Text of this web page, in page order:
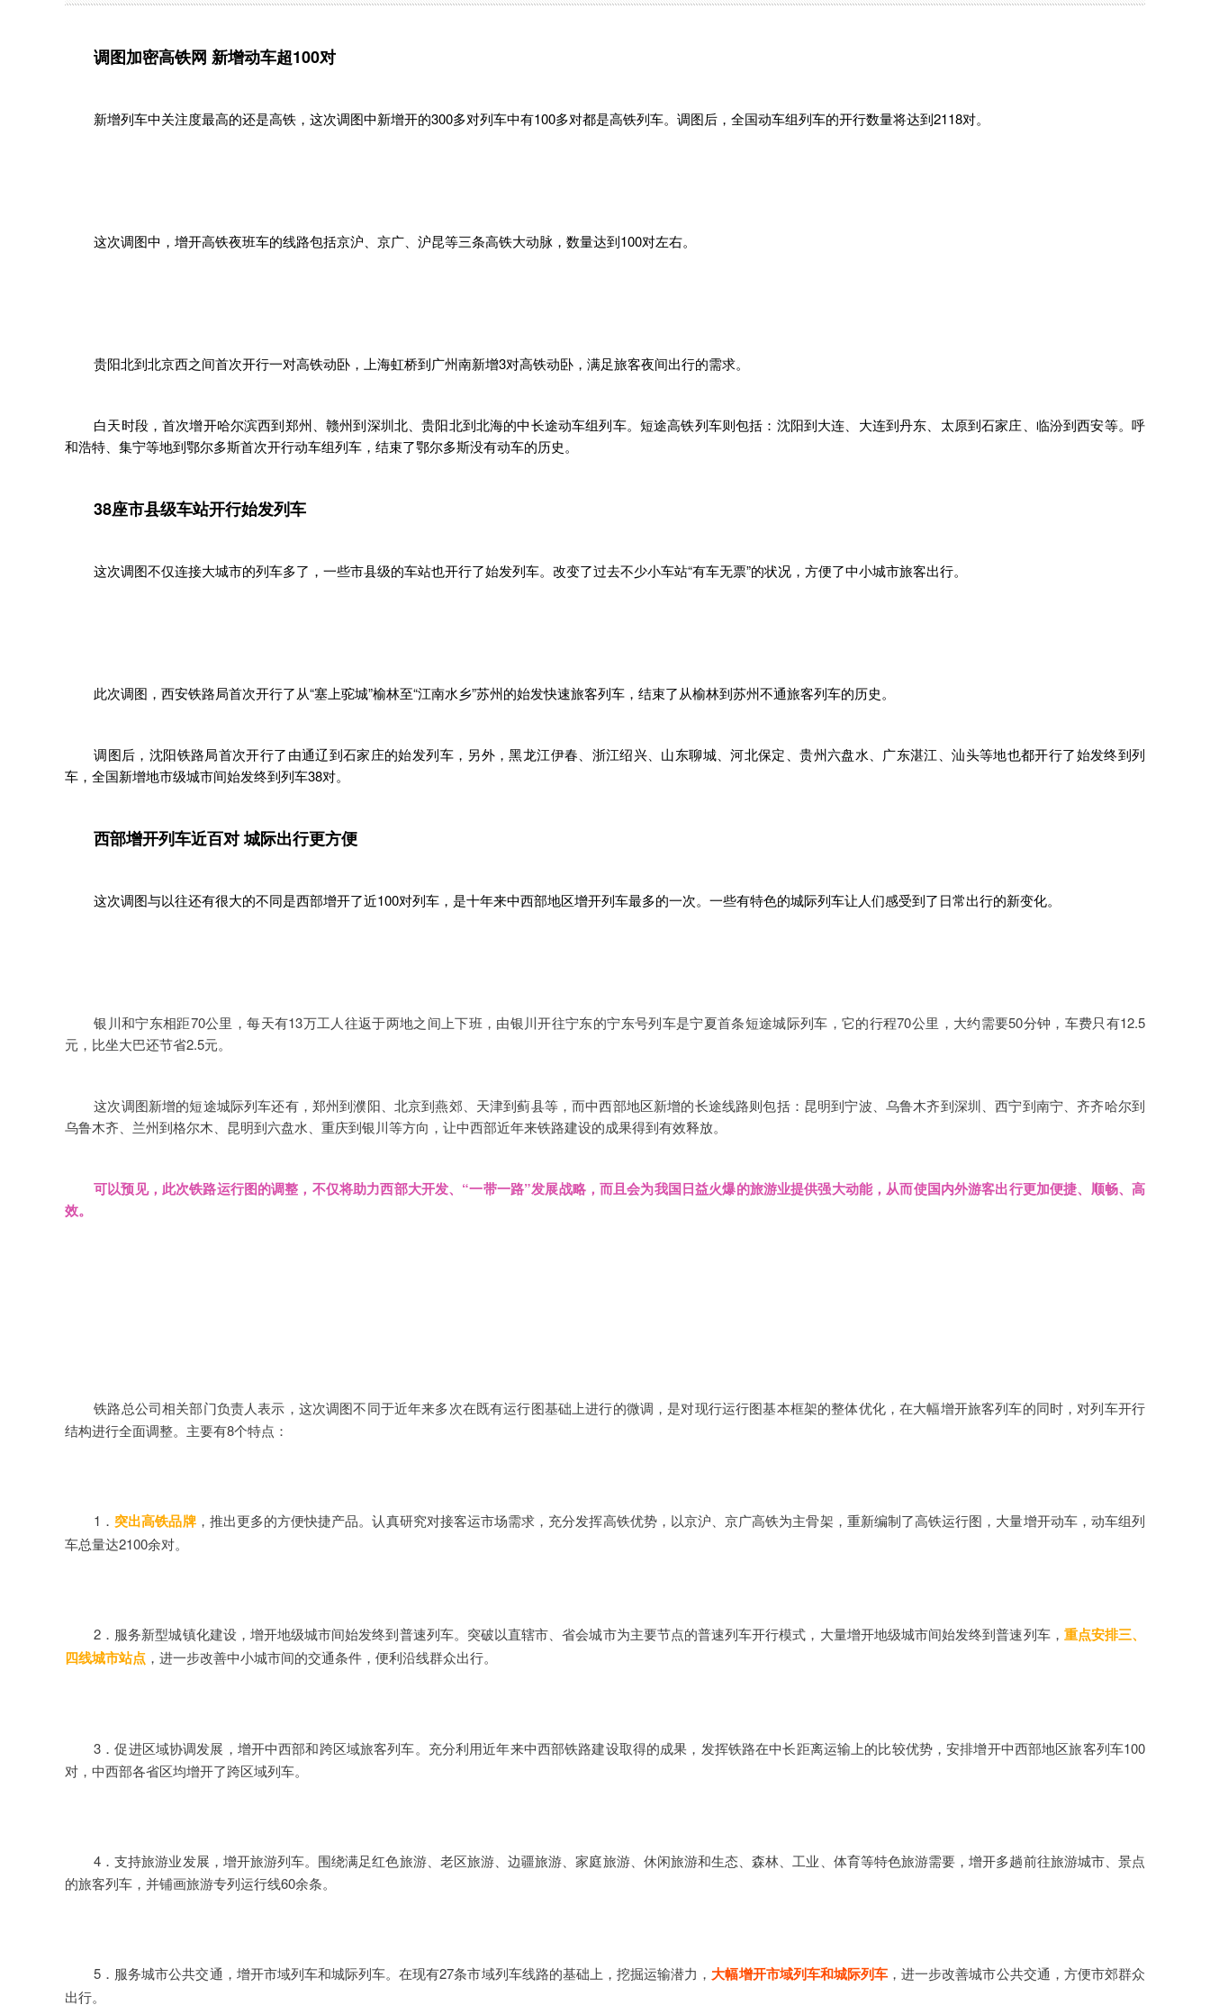
调图加密高铁网 新增动车超100对
新增列车中关注度最高的还是高铁，这次调图中新增开的300多对列车中有100多对都是高铁列车。调图后，全国动车组列车的开行数量将达到2118对。
这次调图中，增开高铁夜班车的线路包括京沪、京广、沪昆等三条高铁大动脉，数量达到100对左右。
贵阳北到北京西之间首次开行一对高铁动卧，上海虹桥到广州南新增3对高铁动卧，满足旅客夜间出行的需求。
白天时段，首次增开哈尔滨西到郑州、赣州到深圳北、贵阳北到北海的中长途动车组列车。短途高铁列车则包括：沈阳到大连、大连到丹东、太原到石家庄、临汾到西安等。呼
和浩特、集宁等地到鄂尔多斯首次开行动车组列车，结束了鄂尔多斯没有动车的历史。
38座市县级车站开行始发列车
这次调图不仅连接大城市的列车多了，一些市县级的车站也开行了始发列车。改变了过去不少小车站“有车无票”的状况，方便了中小城市旅客出行。
此次调图，西安铁路局首次开行了从“塞上驼城”榆林至“江南水乡”苏州的始发快速旅客列车，结束了从榆林到苏州不通旅客列车的历史。
调图后，沈阳铁路局首次开行了由通辽到石家庄的始发列车，另外，黑龙江伊春、浙江绍兴、山东聊城、河北保定、贵州六盘水、广东湛江、汕头等地也都开行了始发终到列
车，全国新增地市级城市间始发终到列车38对。
西部增开列车近百对 城际出行更方便
这次调图与以往还有很大的不同是西部增开了近100对列车，是十年来中西部地区增开列车最多的一次。一些有特色的城际列车让人们感受到了日常出行的新变化。
银川和宁东相距70公里，每天有13万工人往返于两地之间上下班，由银川开往宁东的宁东号列车是宁夏首条短途城际列车，它的行程70公里，大约需要50分钟，车费只有12.5
元，比坐大巴还节省2.5元。
这次调图新增的短途城际列车还有，郑州到濮阳、北京到燕郊、天津到蓟县等，而中西部地区新增的长途线路则包括：昆明到宁波、乌鲁木齐到深圳、西宁到南宁、齐齐哈尔到
乌鲁木齐、兰州到格尔木、昆明到六盘水、重庆到银川等方向，让中西部近年来铁路建设的成果得到有效释放。
可以预见，此次铁路运行图的调整，不仅将助力西部大开发、“一带一路”发展战略，而且会为我国日益火爆的旅游业提供强大动能，从而使国内外游客出行更加便捷、顺畅、高
效。
铁路总公司相关部门负责人表示，这次调图不同于近年来多次在既有运行图基础上进行的微调，是对现行运行图基本框架的整体优化，在大幅增开旅客列车的同时，对列车开行
结构进行全面调整。主要有8个特点：
1． 突出高铁品牌，推出更多的方便快捷产品。认真研究对接客运市场需求，充分发挥高铁优势，以京沪、京广高铁为主骨架，重新编制了高铁运行图，大量增开动车，动车组列
车总量达2100余对。
2．服务新型城镇化建设，增开地级城市间始发终到普速列车。突破以直辖市、省会城市为主要节点的普速列车开行模式，大量增开地级城市间始发终到普速列车， 重点安排三、
四线城市站点 ，进一步改善中小城市间的交通条件，便利沿线群众出行。
3．促进区域协调发展，增开中西部和跨区域旅客列车。充分利用近年来中西部铁路建设取得的成果，发挥铁路在中长距离运输上的比较优势，安排增开中西部地区旅客列车100
对，中西部各省区均增开了跨区域列车。
4．支持旅游业发展，增开旅游列车。围绕满足红色旅游、老区旅游、边疆旅游、家庭旅游、休闲旅游和生态、森林、工业、体育等特色旅游需要，增开多趟前往旅游城市、景点
的旅客列车，并铺画旅游专列运行线60余条。
5．服务城市公共交通，增开市域列车和城际列车。在现有27条市域列车线路的基础上，挖掘运输潜力， 大幅增开市域列车和城际列车 ，进一步改善城市公共交通，方便市郊群众
出行。